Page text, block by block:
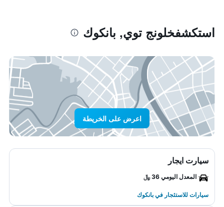
استكشفخلونج توي, بانكوك
اعرض على الخريطة
سيارت ايجار
المعدل اليومي 36 ﷼
سيارات للاستئجار في بانكوك